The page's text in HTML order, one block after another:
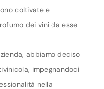
coltivate e
dei vini da esse
abbiamo deciso
impegnandoci
nella